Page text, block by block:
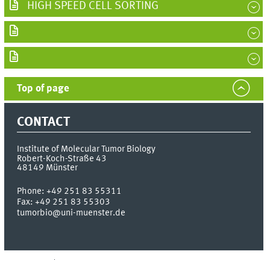
HIGH SPEED CELL SORTING
Top of page
CONTACT
Institute of Molecular Tumor Biology
Robert-Koch-Straße 43
48149 Münster
Phone:+49 251 83 55311
Fax:+49 251 83 55303
tumorbio@uni-muenster.de